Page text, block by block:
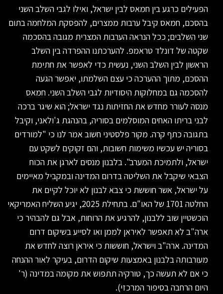
הפעילים כרגע בין חמאס לבין ישראל, ואילו לגבי השלב השני
בהסכם, חמאס קיבל ערבות ממצרים, להפסקת המלחמה בתום
שני השלבים; ככל הנראה הערבות המצרית מגובה בהסכמה
שקטה של דונלד טראמפ. להערכתנו ההפרדה בין השלב
הראשון לבין השלב השני, נעשית כדי לאפשר את חתימת
ההסכם, מתוך ההערכה כי עצם השלמתו, יאפשר הגעה
להסכמה גם במחלוקות היסודיות לגבי השלב השני. חמאס
מנסה לעורר מחדש את החזיתות נגד ישראל; הוא שיגר ברכה
לבני בריתו האחים המוסלמים בסוריה, בהנהגת ג'ולאני, וקיבל
בתגובה כתף קרה. מקור פלסטיני חשוב אמר לנו כי "למורדים
בסוריה יש עכשיו משימות חשובות, והם זקוקים לשקט עם
ישראל, ולתמיכת המערב". בלבנון מנסים לארגן את הכוח
הצבאי שיקבל את השליטה בדרום המדינה ובמקביל מאיימים
על ישראל, אשר חוששת כי צבא לבנון לא יוכל לקיים את
החלטה 1701 של האו"ם. בתחילת 2025, יגיע השליח האמריקאי
הוכשטיין שוב ללבנון, להרגיע את הרוחות, אבל גם להבהיר כי
ארה"ב לא תאפשר לאיראן לממן ואו לסייע בשיקום דרום
המדינה. ארה"ב וישראל, חוששות כי איראן רוצה לחדש את
מעורבותה בלבנון באמצעות שיקום הדרום, בעיקר לאור ההנחה
כי אם לא תעשה כך, טורקיה תתפוש את מקומה במדינה (ר'
היום הרחבה בסיפור המרכזי).